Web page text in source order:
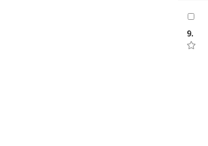
9.